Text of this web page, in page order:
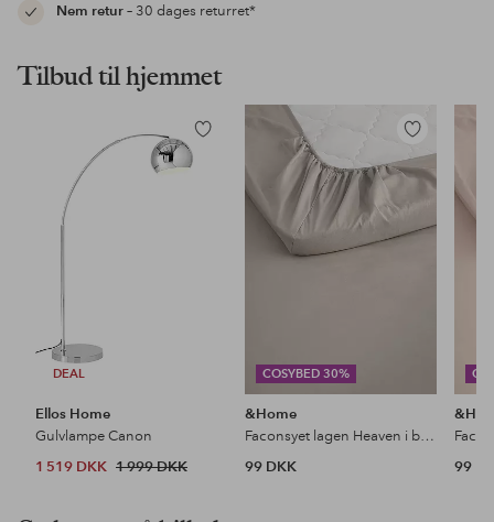
Nem retur– 30 dages returret*
Tilbud til hjemmet
DEAL
Tilføj
til
Ellos Home
Gulvlampe Canon
1 519 DKK 1 999 DKK
COSYBED 30%
Tilføj
til
favoritter
&Home
Faconsyet lagen Heaven i bomuld
99 DKK
99